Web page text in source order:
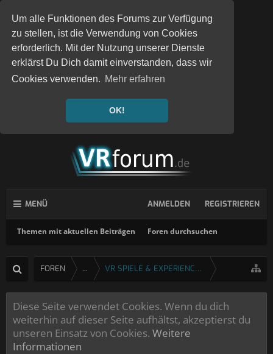
Um alle Funktionen des Forums zur Verfügung
zu stellen, ist die Verwendung von Cookies
erforderlich. Mit der Nutzung unserer Dienste
erklärst Du Dich damit einverstanden, dass wir
Cookies verwenden. Mehr erfahren
OK!
MENÜ
Themen mit aktuellen Beiträgen Foren durchsuchen
ANMELDEN REGISTRIEREN
FOREN ... VR SPIELE & EXPERIENCES
Diese Seite verwendet Cookies. Wenn du dich
weiterhin auf dieser Seite aufhältst, akzeptierst du
unseren Einsatz von Cookies. Weitere
Informationen